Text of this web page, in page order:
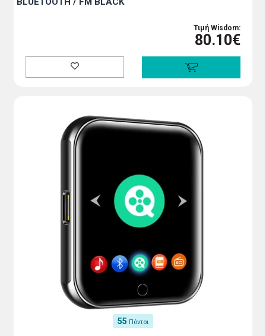
Τιμή Wisdom:
80.10€
55 Πόντοι